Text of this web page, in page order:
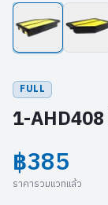
FULL
1-
฿385
ราคารวมแวทแล้ว